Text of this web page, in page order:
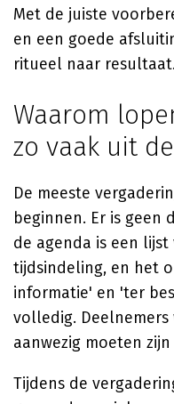
Met de juiste
en een goede
ritueel naar resultaat.
Waarom
zo vaak uit
De meeste
beginnen. Er is
de agenda is een
tijdsindeling, en het
informatie' en 'ter
volledig.
aanwezig moeten
Tijdens de